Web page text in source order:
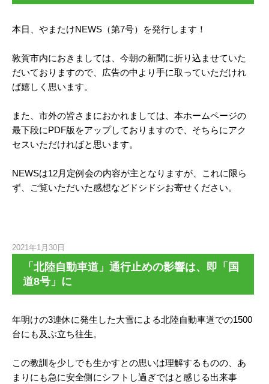
本日、やまたけNEWS（第7号）を発行します！
敦賀市内におきましては、今朝の新聞に折り込ませていた
だいておりますので、広告の中より手に取っていただけれ
ば嬉しく思います。
また、市外の皆さまにおかれましては、本ホームページの
最下段にPDF版をアップしておりますので、そちらにアク
セスいただければと思います。
NEWSは12月定例会の内容が主となりますが、これに限ら
ず、ご覧いただいた感想などドシドシお寄せください。
2021年1月30日
「北陸自動車道」通行止めの影響は、即「国
道8号」に
年明けの3連休に発生した大雪による北陸自動車道での1500
台にも及ぶ立ち往生。
この教訓を少しでも生かすとの思いは理解するものの、あ
まりにも急に安全側にシフトし過ぎではと感じる出来事